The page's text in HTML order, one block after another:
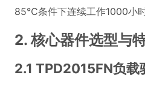
85℃条件下连续工作1000小
2. 核心器件选型与
2.1 TPD2015FN负载